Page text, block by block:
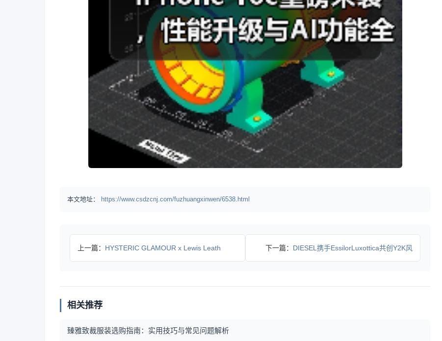
本文地址： https://www.csdzcnj.com/fuzhuangxinwen/6538.html
上一篇： HYSTERIC GLAMOUR x Lewis Leath 下一篇： DIESEL携手EssilorLuxottica共创Y2K风
相关推荐
臻雅致裁服装选购指南：实用技巧与常见问题解析